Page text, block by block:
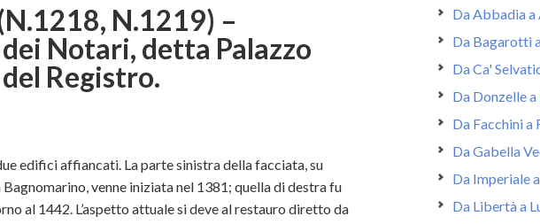
N.1219) –
Notari, detta Palazzo
Registro.
edifici affiancati. La parte sinistra della facciata, su
venne iniziata nel 1381; quella di destra fu
al 1442. L’aspetto attuale si deve al restauro diretto da
Da Abbadia a
Da Bagarotti
Da Ca'
Da Donzelle
Da Facchini a
Da Gabella
Da Imperiale
Da Libertà a